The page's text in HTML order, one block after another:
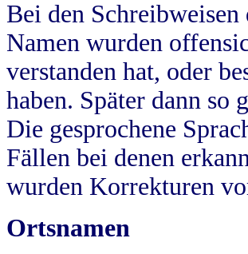
Bei den
Namen wurden
verstanden hat, oder
haben. Später dann so
Die gesprochene
Fällen bei denen
wurden Korrekturen
Ortsnamen